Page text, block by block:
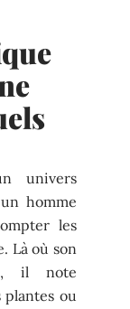
univers
homme
les
Là où son
il note
plantes ou